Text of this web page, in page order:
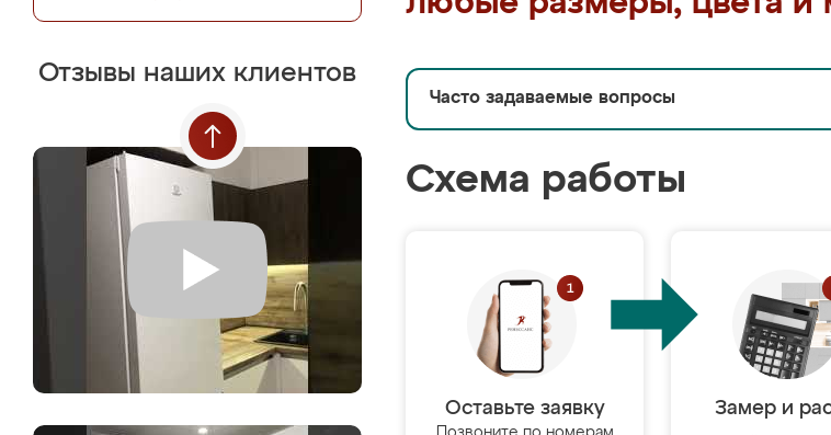
Отзывы наших клиентов
Часто задаваемые вопросы
Схема работы
Оставьте заявку Замер и